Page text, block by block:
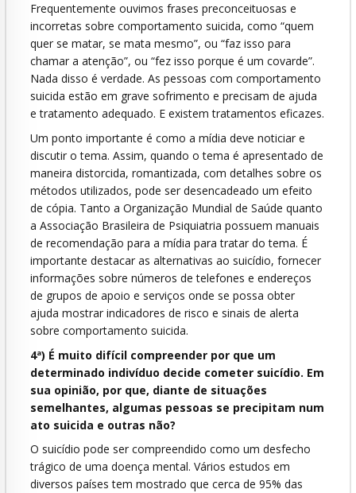
Frequentemente ouvimos frases preconceituosas e
incorretas sobre comportamento suicida, como “quem
quer se matar, se mata mesmo”, ou “faz isso para
chamar a atenção”, ou “fez isso porque é um covarde”.
Nada disso é verdade. As pessoas com comportamento
suicida estão em grave sofrimento e precisam de ajuda
e tratamento adequado. E existem tratamentos eficazes.
Um ponto importante é como a mídia deve noticiar e
discutir o tema. Assim, quando o tema é apresentado de
maneira distorcida, romantizada, com detalhes sobre os
métodos utilizados, pode ser desencadeado um efeito
de cópia. Tanto a Organização Mundial de Saúde quanto
a Associação Brasileira de Psiquiatria possuem manuais
de recomendação para a mídia para tratar do tema. É
importante destacar as alternativas ao suicídio, fornecer
informações sobre números de telefones e endereços
de grupos de apoio e serviços onde se possa obter
ajuda mostrar indicadores de risco e sinais de alerta
sobre comportamento suicida.
4ª) É muito difícil compreender por que um
determinado indivíduo decide cometer suicídio. Em
sua opinião, por que, diante de situações
semelhantes, algumas pessoas se precipitam num
ato suicida e outras não?
O suicídio pode ser compreendido como um desfecho
trágico de uma doença mental. Vários estudos em
diversos países tem mostrado que cerca de 95% das